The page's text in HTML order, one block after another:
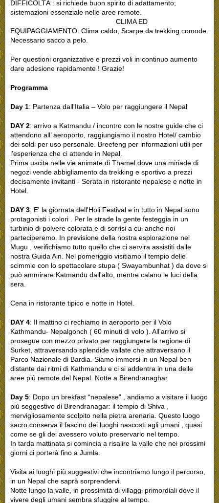
DIFFICOLTÀ : si richiede buon spirito di adattamento;
sistemazioni essenziale nelle aree remote.
CLIMA ED
EQUIPAGGIAMENTO: Clima caldo, Scarpe da trekking comode.
Necessario sacco a pelo.
Per questioni organizzative e prezzi voli in continuo aumento
dare adesione rapidamente ! Grazie!
Programma
Day 1: Partenza dall'Italia – Volo per raggiungere il Nepal
DAY 2: arrivo a Katmandu / incontro con le nostre guide che ci
attendono all’ aeroporto, raggiungiamo il nostro Hotel/ cambio
dei soldi per uso personale. Breefeng per informazioni utili per
l'esperienza che ci attende in Nepal.
Prima uscita nelle vie animate di Thamel dove una miriade di
negozi vende abbigliamento da trekking e sportivo a prezzi
decisamente invitanti - Serata in ristorante nepalese e notte in
Hotel.
DAY 3: E' la giornata dell'Holi Festival e in tutto in Nepal sono
protagonisti i colori . Per le strade la gente festeggia in un
turbinio di polvere colorata e di sorrisi a cui anche noi
parteciperemo. In previsione della nostra esplorazione nel
Mugu , verifichiamo tutto quello che ci servira assistiti dalle
nostra Guida Ain. Nel pomeriggio visitiamo il tempio delle
scimmie con lo spettacolare stupa ( Swayambunhat ) da dove si
può ammirare Katmandu dall'alto, mentre calano le luci della
sera.
Cena in ristorante tipico e notte in Hotel.
DAY 4: Il mattino ci rechiamo in aeroporto per il Volo
Kathmandu- Nepalgonch ( 60 minuti di volo ). All'arrivo si
prosegue con mezzo privato per raggiungere la regione di
Surket, attraversando splendide vallate che attraversano il
Parco Nazionale di Bardia. Siamo immersi in un Nepal ben
distante dai ritmi di Kathmandu e ci si addentra in una delle
aree più remote del Nepal. Notte a Birendranaghar
Day 5: Dopo un brekfast “nepalese” , andiamo a visitare il luogo
più seggestivo di Birendranagar: il tempio di Shiva ,
mervigliosamente scolpito nella pietra arenaria. Questo luogo
sacro conserva il fascino dei luoghi nascosti agli umani , quasi
come se gli dei avessero voluto preservarlo nel tempo.
In tarda mattinata si comincia a risalire la valle che nei prossimi
giorni ci porterà fino a Jumla.
Visita ai luoghi più suggestivi che incontriamo lungo il percorso,
in un Nepal che saprà sorprendervi.
Notte lungo la valle, in prossimità di villaggi primordiali dove il
vivere degli umani sembra sfuggire al tempo.